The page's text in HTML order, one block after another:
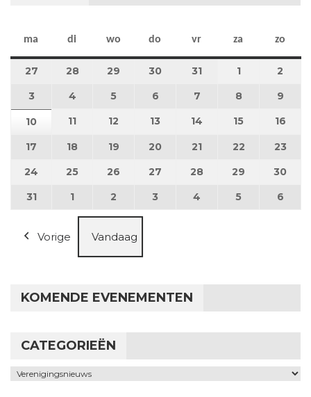
ma maandag
di dinsdag
wo woensdag
do donderdag
vr vrijdag
za zaterdag
zo
27 27 juli 2026
28 28 juli 2026
29 29 juli 2026
30 30 juli 2026
31 31 juli 2026
11 augustus
2
3 3 augustus 2026
4 4 augustus 2026
5 5 augustus 2026
6 6 augustus 2026
7 7 augustus 2026
8 8 augustus
9
10 10 augustus 2026
11 11 augustus 2026
12 12 augustus 2026
13 13 augustus 2026
14 14 augustus 2026
15 15 16
17 17 augustus 2026
18 18 augustus 2026
19 19 augustus 2026
20 20 augustus 2026
21 21 augustus 2026
22 22 23
24 24 augustus 2026
25 25 augustus 2026
26 26 augustus 2026
27 27 augustus 2026
28 28 augustus 2026
29 29 30
3131 augustus 2026
1 1 september 2026
2 2 september 2026
3 3 september 2026
4 4 september 2026
5 5 6
Vorige Vandaag
KOMENDE EVENEMENTEN
CATEGORIEËN
Categorieën